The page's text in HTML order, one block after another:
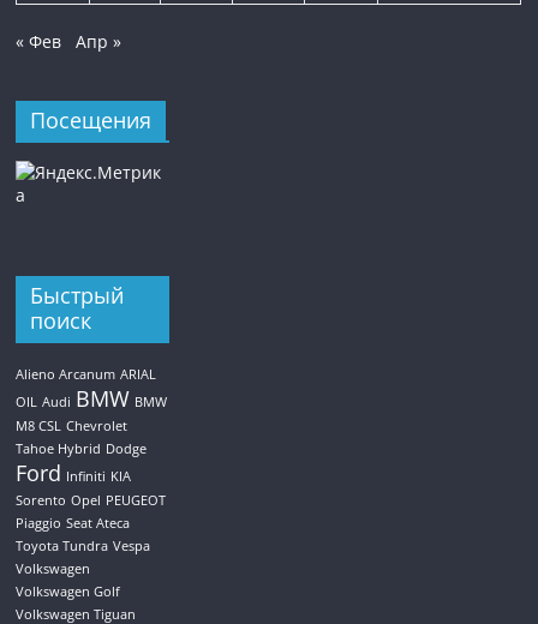
« Фев Апр »
Посещения
Быстрый
поиск
Alieno Arcanum ARIAL
OIL Audi BMW BMW
M8 CSL Chevrolet
Tahoe Hybrid Dodge
Ford Infiniti KIA
Sorento Opel PEUGEOT
Piaggio Seat Ateca
Toyota Tundra Vespa
Volkswagen
Volkswagen Golf
Volkswagen Tiguan